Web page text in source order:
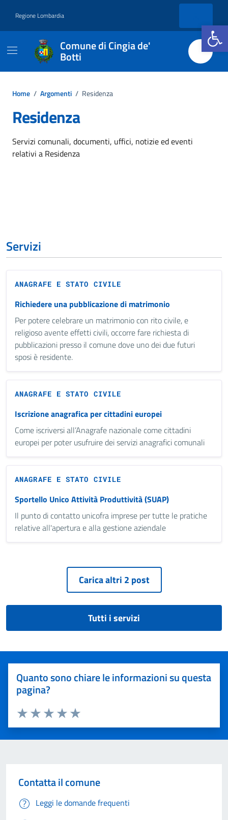
Apri la
Regione Lombardia
Comune di Cingia de'
Botti
Home / Argomenti / Residenza
Residenza
Dettagli dell'argomento
Servizi comunali, documenti, uffici, notizie ed eventi
relativi a Residenza
Servizi
ANAGRAFE E STATO CIVILE
Richiedere una pubblicazione di matrimonio
Per potere celebrare un matrimonio con rito civile, e
religioso avente effetti civili, occorre fare richiesta di
pubblicazioni presso il comune dove uno dei due futuri
sposi è residente.
ANAGRAFE E STATO CIVILE
Iscrizione anagrafica per cittadini europei
Come iscriversi all’Anagrafe nazionale come cittadini
europei per poter usufruire dei servizi anagrafici comunali
ANAGRAFE E STATO CIVILE
Sportello Unico Attività Produttività (SUAP)
Il punto di contatto unicofra imprese per tutte le pratiche
relative all'apertura e alla gestione aziendale
Tutti i servizi
Quanto sono chiare le informazioni su questa
pagina?
Valuta 5 stelle su 5
Valuta 4 stelle su 5
Valuta 3 stelle su 5
Valuta 2 stelle su 5
Valuta 1 stelle su 5
Contatta il comune
Leggi le domande frequenti